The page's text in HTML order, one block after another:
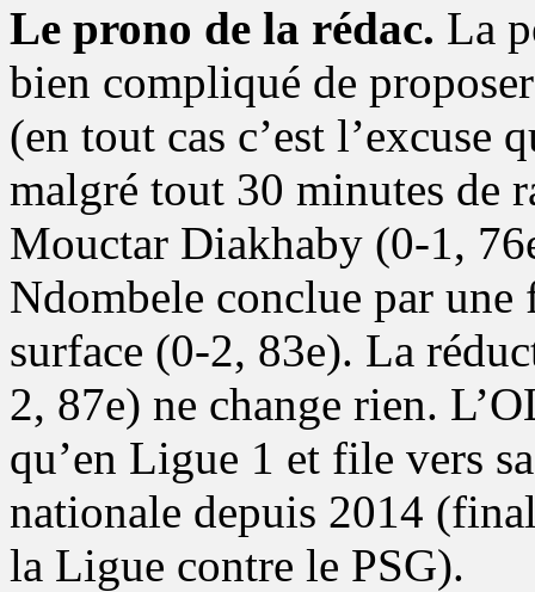
Le prono de la rédac. La
bien compliqué de
(en tout cas c’est l’excuse
malgré tout 30 minutes de
Mouctar Diakhaby (0-1,
Ndombele conclue par une
surface (0-2, 83e). La
2, 87e) ne change rien.
qu’en Ligue 1 et file vers
nationale depuis 2014
la Ligue contre le PSG).